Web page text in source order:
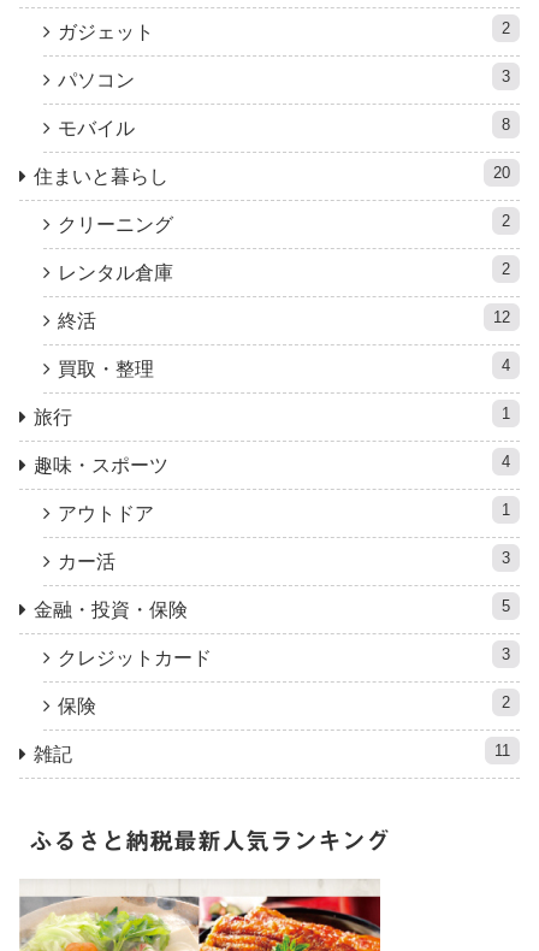
ガジェット 2
パソコン 3
モバイル 8
住まいと暮らし 20
クリーニング 2
レンタル倉庫 2
終活 12
買取・整理 4
旅行 1
趣味・スポーツ 4
アウトドア 1
カー活 3
金融・投資・保険 5
クレジットカード 3
保険 2
雑記 11
ふるさと納税最新人気ランキング